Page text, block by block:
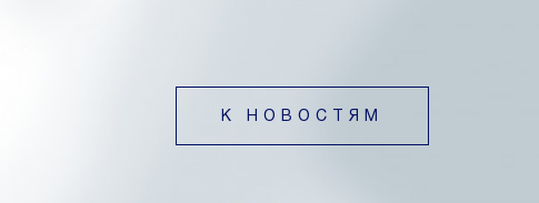
К НОВОСТЯМ